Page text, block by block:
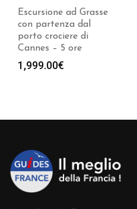
Escursione ad Grasse
con partenza dal
porto crociere di
Cannes – 5 ore
1,999.00€